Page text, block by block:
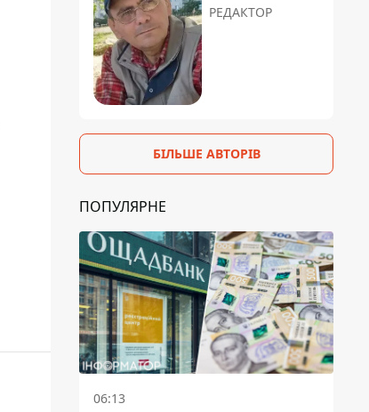
РЕДАКТОР
БІЛЬШЕ АВТОРІВ
ПОПУЛЯРНЕ
06:13